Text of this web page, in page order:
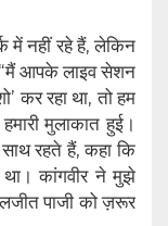
में नहीं रहे हैं, लेकिन
आपके लाइव सेशन
कर रहा था, तो हम
मुलाकात हुई।
रहते हैं, कहा कि
था। कांगवीर ने मुझे
पाजी को ज़रूर